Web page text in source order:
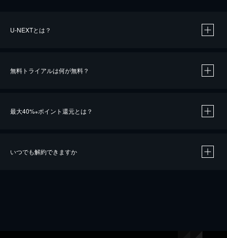
U-NEXTとは？
無料トライアルは何が無料？
最大40%※ポイント還元とは？
いつでも解約できますか